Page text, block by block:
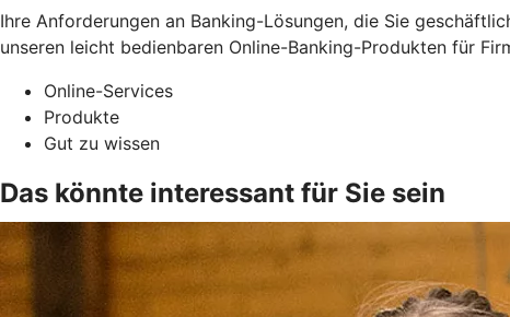
Ihre Anforderungen an Banking-Lösungen, die Sie
unseren leicht bedienbaren Online-Banking-Produkten für
Online-Services
Produkte
Gut zu wissen
Das könnte interessant für Sie sein